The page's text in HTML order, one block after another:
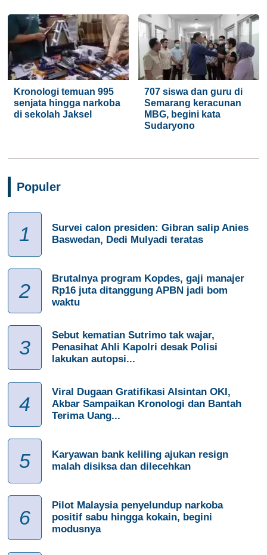
Kronologi temuan 995
senjata hingga narkoba
di sekolah Jaksel
707 siswa dan guru di
Semarang keracunan
MBG, begini kata
Sudaryono
Populer
1
Survei calon presiden: Gibran salip Anies
Baswedan, Dedi Mulyadi teratas
2
Brutalnya program Kopdes, gaji manajer
Rp16 juta ditanggung APBN jadi bom
waktu
3
Sebut kematian Sutrimo tak wajar,
Penasihat Ahli Kapolri desak Polisi
lakukan autopsi...
4
Viral Dugaan Gratifikasi Alsintan OKI,
Akbar Sampaikan Kronologi dan Bantah
Terima Uang...
5
Karyawan bank keliling ajukan resign
malah disiksa dan dilecehkan
6
Pilot Malaysia penyelundup narkoba
positif sabu hingga kokain, begini
modusnya